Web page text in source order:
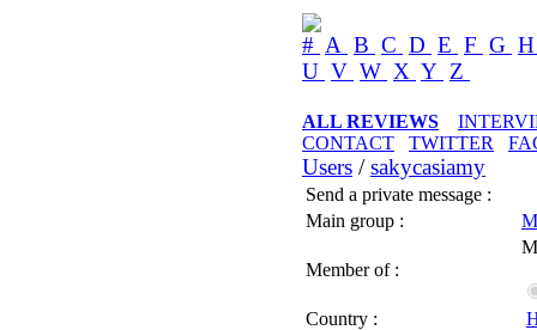
# A B C D E F G
U V W X Y Z
ALL REVIEWS
CONTACT
TWITTER
Users /sakycasiamy
Send a private message :
Main group :
Member of :
Country :